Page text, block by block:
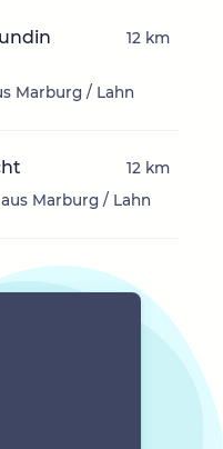
Marburg / Lahn
12 km
Marburg / Lahn
12 km